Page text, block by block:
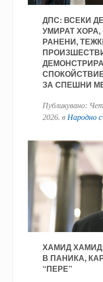
ДПС: ВСЕКИ
УМИРАТ
РАНЕНИ,
ЗА СПЕШНИ
Публикувано:
2026. в Народно
ХАМИД
В ПАНИКА,
“ПЕРЕ”